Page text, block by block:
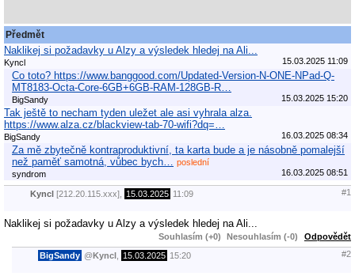
Předmět
Naklikej si požadavky u Alzy a výsledek hledej na Ali...
Kyncl 15.03.2025 11:09
Co toto? https://www.banggood.com/Updated-Version-N-ONE-NPad-Q-
MT8183-Octa-Core-6GB+6GB-RAM-128GB-R…
BigSandy 15.03.2025 15:20
Tak ještě to necham tyden uležet ale asi vyhrala alza.
https://www.alza.cz/blackview-tab-70-wifi?dq=…
BigSandy 16.03.2025 08:34
Za mě zbytečně kontraproduktivní, ta karta bude a je násobně pomalejší
než paměť samotná, vůbec bych…
poslední
syndrom
16.03.2025 08:51
Kyncl [212.20.115.xxx], 15.03.2025 11:09 #1
Naklikej si požadavky u Alzy a výsledek hledej na Ali...
Souhlasím (+0) Nesouhlasím (-0) Odpovědět
BigSandy @Kyncl 15.03.2025 15:20 #2